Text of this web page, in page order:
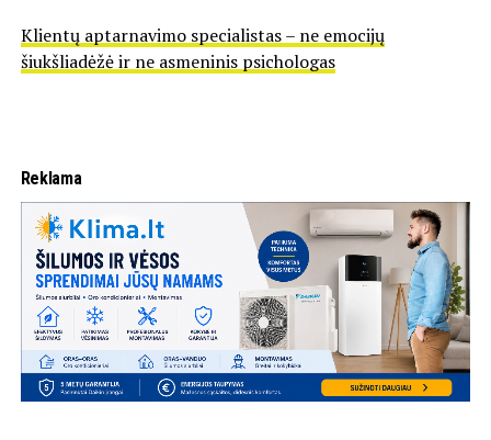
Klientų aptarnavimo specialistas – ne emocijų
šiukšliadėžė ir ne asmeninis psichologas
Reklama